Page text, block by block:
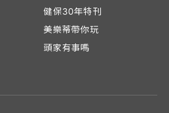
健保30年特刊
美樂蒂帶你玩
頭家有事嗎